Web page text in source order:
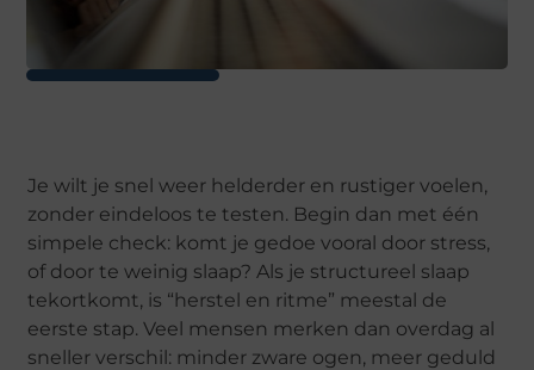
Je wilt je snel weer helderder en rustiger voelen,
zonder eindeloos te testen. Begin dan met één
simpele check: komt je gedoe vooral door stress,
of door te weinig slaap? Als je structureel slaap
tekortkomt, is “herstel en ritme” meestal de
eerste stap. Veel mensen merken dan overdag al
sneller verschil: minder zware ogen, meer geduld